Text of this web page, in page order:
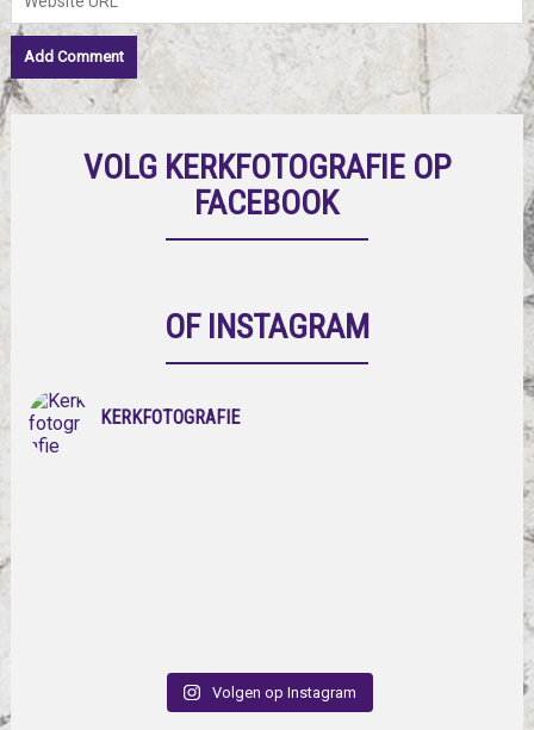
VOLG KERKFOTOGRAFIE OP
FACEBOOK
OF INSTAGRAM
KERKFOTOGRAFIE
Volgen op Instagram